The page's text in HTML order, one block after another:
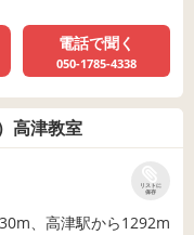
電話で聞く
050-1785-4338
高津教室
リストに
保存
、高津駅から1292m